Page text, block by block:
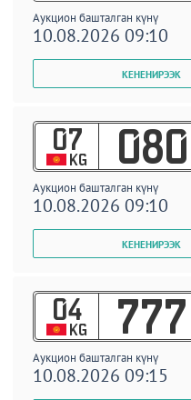
Аукцион башталган күнү
10.08.2026 09:10
07
KG 080
Аукцион башталган күнү
10.08.2026 09:10
04
KG 777
Аукцион башталган күнү
10.08.2026 09:15